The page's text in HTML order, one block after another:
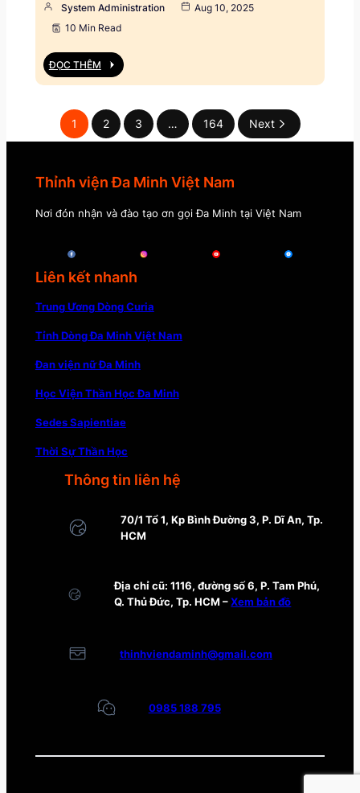
System Administration
Aug 10, 2025
10 Min Read
ĐỌC THÊM
1 2 3 … 164 Next
Thỉnh viện Đa Minh Việt Nam
Nơi đón nhận và đào tạo ơn gọi Đa Minh tại Việt Nam
Liên kết nhanh
Trung Ương Dòng Curia
Tỉnh Dòng Đa Minh Việt Nam
Đan viện nữ Đa Minh
Học Viện Thần Học Đa Minh
Sedes Sapientiae
Thời Sự Thần Học
Thông tin liên hệ
70/1 Tổ 1, Kp Bình Đường 3, P. Dĩ An, Tp.
HCM
Địa chỉ cũ: 1116, đường số 6, P. Tam Phú,
Q. Thủ Đức, Tp. HCM –Xem bản đồ
thinhviendaminh@gmail.com
0985 188 795